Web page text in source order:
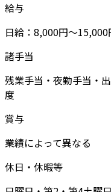
給与
日給：8,000円～15,000
諸手当
残業手当・夜勤手当・
度
賞与
業績によって異なる
休日・休暇等